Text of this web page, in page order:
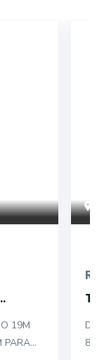
PARA